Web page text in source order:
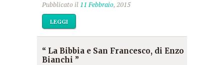
Pubblicato il 11 Febbraio, 2015
LEGGI
“ La Bibbia e San Francesco, di Enzo
Bianchi ”